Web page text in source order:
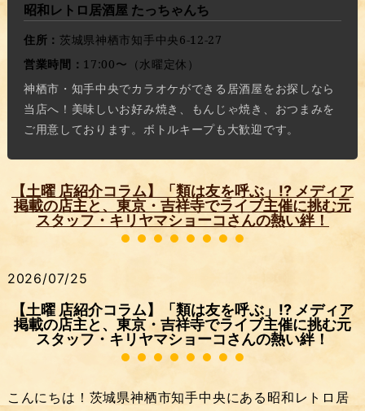
昭和レトロ居酒屋 たっちゃんち
住所： 茨城県神栖市知手中央6-12-27
営業時間： 17:00〜（水曜定休）
神栖市・知手中央でカラオケができる居酒屋をお探しなら
当店へ！美味しいお好み焼き、もんじゃ焼き、おつまみを
ご用意しております。ボトルキープも大歓迎です。
【土曜 店紹介コラム】「類は友を呼ぶ」!? メディア
掲載の店主と、東京・吉祥寺でライブ主催に挑む元
スタッフ・キリヤマショーコさんの熱い絆！
2026/07/25
【土曜 店紹介コラム】「類は友を呼ぶ」!? メディア
掲載の店主と、東京・吉祥寺でライブ主催に挑む元
スタッフ・キリヤマショーコさんの熱い絆！
こんにちは！茨城県神栖市知手中央にある昭和レトロ居